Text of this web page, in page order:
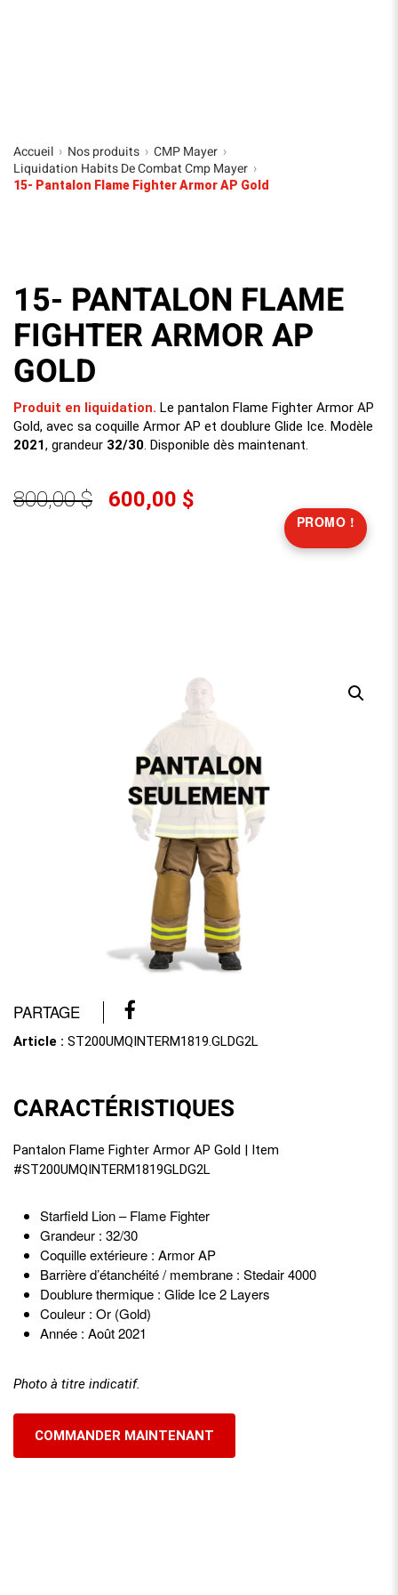
Accueil › Nos produits › CMP Mayer ›
Liquidation Habits De Combat Cmp Mayer ›
15- Pantalon Flame Fighter Armor AP Gold
15- PANTALON FLAME
FIGHTER ARMOR AP
GOLD
Produit en liquidation. Le pantalon Flame Fighter Armor AP
Gold, avec sa coquille Armor AP et doublure Glide Ice. Modèle
2021, grandeur 32/30. Disponible dès maintenant.
PROMO !
PARTAGE
Article : ST200UMQINTERM1819.GLDG2L
CARACTÉRISTIQUES
Pantalon Flame Fighter Armor AP Gold | Item
#ST200UMQINTERM1819GLDG2L
Starfield Lion – Flame Fighter
Grandeur : 32/30
Coquille extérieure : Armor AP
Barrière d’étanchéité / membrane : Stedair 4000
Doublure thermique : Glide Ice 2 Layers
Couleur : Or (Gold)
Année : Août 2021
Photo à titre indicatif.
COMMANDER MAINTENANT
800,00 $ 600,00 $